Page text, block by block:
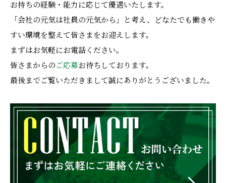
お持ちの経験・能力に応じて優遇いたします。
「会社の元気は社員の元気から」と考え、どなたでも働きや
すい環境を整えて皆さまをお迎えします。
まずはお気軽にお電話ください。
皆さまからのご応募お待ちしております。
最後までご覧いただきまして誠にありがとうございました。